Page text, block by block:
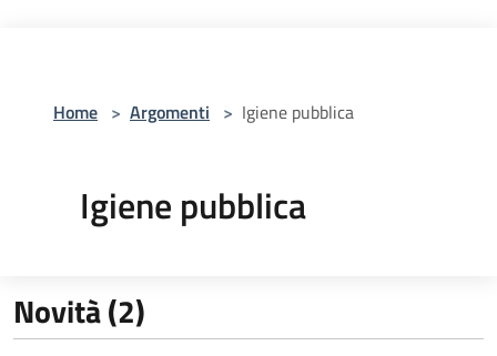
Home > Argomenti > Igiene pubblica
Igiene pubblica
Novità (2)